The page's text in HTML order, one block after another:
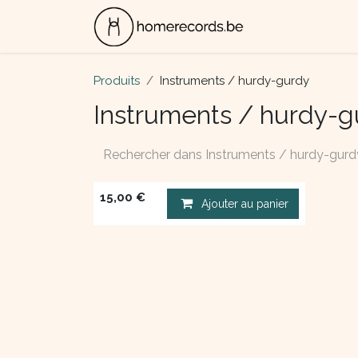
Se rendre au contenu
Produits Instruments / hurdy-gurdy
Instruments / hurdy-
15,00 € Ajouter au panier